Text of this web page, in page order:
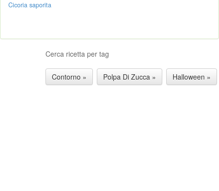
Cicoria saporita
Cerca ricetta per tag
Contorno » Polpa Di Zucca » Halloween »